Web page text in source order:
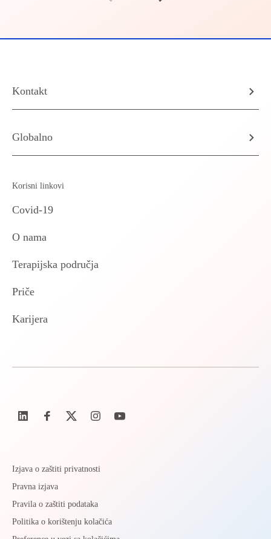
Kontakt
Globalno
Korisni linkovi
Covid-19
O nama
Terapijska područja
Priče
Karijera
Izjava o zaštiti privatnosti
Pravna izjava
Pravila o zaštiti podataka
Politika o korištenju kolačića